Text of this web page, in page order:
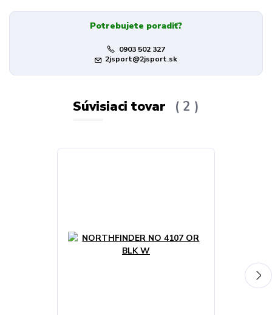
Potrebujete poradiť?
0903 502 327
2jsport@2jsport.sk
Súvisiaci tovar 2